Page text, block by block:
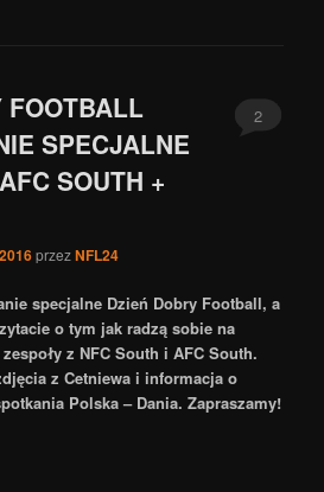
FOOTBALL
SPECJALNE
SOUTH +
przezNFL24
2
specjalne Dzień Dobry Football, a
o tym jak radzą sobie na
z NFC South i AFC South.
z Cetniewa i informacja o
Polska – Dania. Zapraszamy!